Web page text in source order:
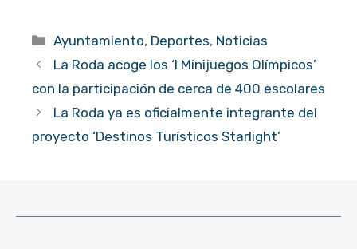
Categorías
Ayuntamiento, Deportes, Noticias
La Roda acoge los ‘I Minijuegos Olímpicos’
con la participación de cerca de 400 escolares
La Roda ya es oficialmente integrante del
proyecto ‘Destinos Turísticos Starlight’